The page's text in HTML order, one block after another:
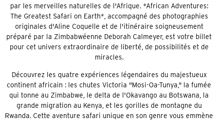
par les merveilles naturelles de l'Afrique. *African Adventures:
The Greatest Safari on Earth*, accompagné des photographies
originales d'Aline Coquelle et de l'itinéraire soigneusement
préparé par la Zimbabwéenne Deborah Calmeyer, est votre billet
pour cet univers extraordinaire de liberté, de possibilités et de
miracles.
Découvrez les quatre expériences légendaires du majestueux
continent africain : les chutes Victoria "Mosi-Oa-Tunya," la fumée
qui tonne au Zimbabwe, le delta de l'Okavango au Botswana, la
grande migration au Kenya, et les gorilles de montagne du
Rwanda. Cette aventure safari unique en son genre vous emmène